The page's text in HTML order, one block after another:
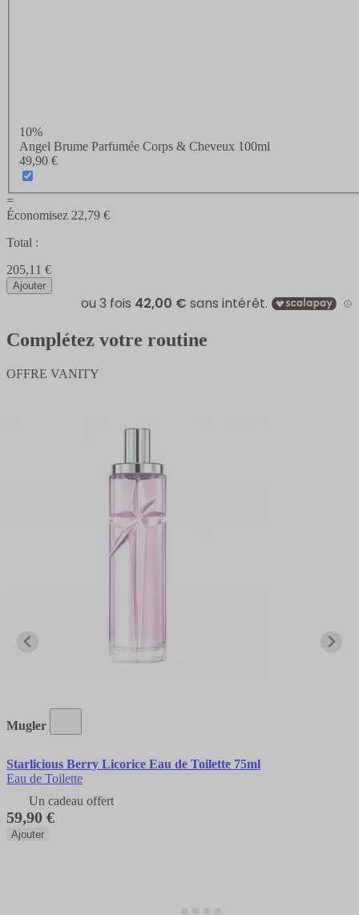
10%
Angel Brume Parfumée Corps & Cheveux 100ml
49,90 €
=
Économisez 22,79 €
Total :
205,11 €
Ajouter
Complétez votre routine
OFFRE VANITY
Mugler
Starlicious Berry Licorice Eau de Toilette 75ml
Eau de Toilette
Un cadeau offert
59,90 €
Ajouter